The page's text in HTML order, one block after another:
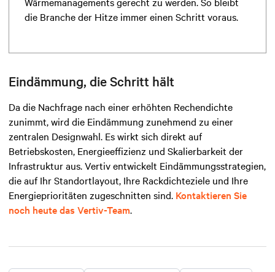
die Branche der Hitze immer einen Schritt voraus.
Eindämmung, die Schritt hält
Da die Nachfrage nach einer erhöhten Rechendichte
zunimmt, wird die Eindämmung zunehmend zu einer
zentralen Designwahl. Es wirkt sich direkt auf
Betriebskosten, Energieeffizienz und Skalierbarkeit der
Infrastruktur aus. Vertiv entwickelt Eindämmungsstrategien,
die auf Ihr Standortlayout, Ihre Rackdichteziele und Ihre
Energieprioritäten zugeschnitten sind. Kontaktieren Sie
noch heute das Vertiv-Team.